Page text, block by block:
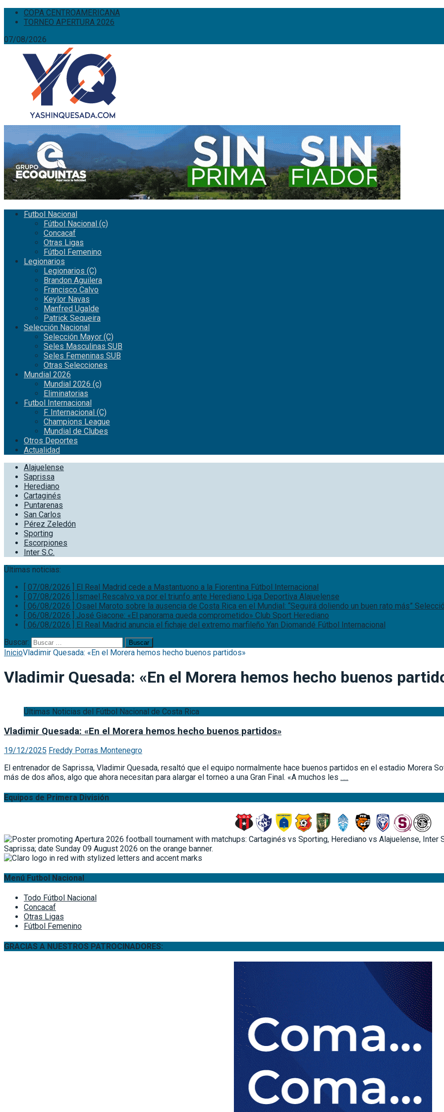
COPA CENTROAMERICANA
TORNEO APERTURA 2026
07/08/2026
Futbol Nacional
Fútbol Nacional (c)
Concacaf
Otras Ligas
Fútbol Femenino
Legionarios
Legionarios (C)
Brandon Aguilera
Francisco Calvo
Keylor Navas
Manfred Ugalde
Patrick Sequeira
Selección Nacional
Selección Mayor (C)
Seles Masculinas SUB
Seles Femeninas SUB
Otras Selecciones
Mundial 2026
Mundial 2026 (c)
Eliminatorias
Futbol Internacional
F. Internacional (C)
Champions League
Mundial de Clubes
Otros Deportes
Actualidad
Alajuelense
Saprissa
Herediano
Cartaginés
Puntarenas
San Carlos
Pérez Zeledón
Sporting
Escorpiones
Inter S.C.
Últimas noticias:
[ 07/08/2026 ] El Real Madrid cede a Mastantuono a la Fiorentina Fútbol Internacional
[ 07/08/2026 ] Ismael Rescalvo va por el triunfo ante Herediano Liga Deportiva Alajuelense
[ 06/08/2026 ] Osael Maroto sobre la ausencia de Costa Rica en el Mundial: “Seguirá doliendo un buen rato más”
[ 06/08/2026 ] José Giacone: «El panorama queda comprometido» Club Sport Herediano
[ 06/08/2026 ] El Real Madrid anuncia el fichaje del extremo marfileño Yan Diomandé Fútbol Internacional
Buscar:
InicioVladimir Quesada: «En el Morera hemos hecho buenos partidos»
Vladimir Quesada: «En el Morera hemos hecho buenos
Últimas Noticias del Fútbol Nacional de Costa Rica
Vladimir Quesada: «En el Morera hemos hecho buenos partidos»
19/12/2025 Freddy Porras Montenegro
El entrenador de Saprissa, Vladimir Quesada, resaltó que el equipo normalmente hace buenos partidos en el estadio Morera
más de dos años, algo que ahora necesitan para alargar el torneo a una Gran Final. «A muchos les …..
Equipos de Primera División
Menú Futbol Nacional
Todo Fútbol Nacional
Concacaf
Otras Ligas
Fútbol Femenino
GRACIAS A NUESTROS PATROCINADORES: